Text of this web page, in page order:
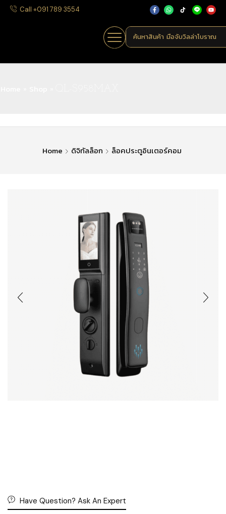
Call +091 789 3554
ค้นหาสินค้า มือจับวิลล่าโบราณ
Home ดิจิทัลล็อก ล็อคประตูอินเตอร์คอม
Have Question? Ask An Expert